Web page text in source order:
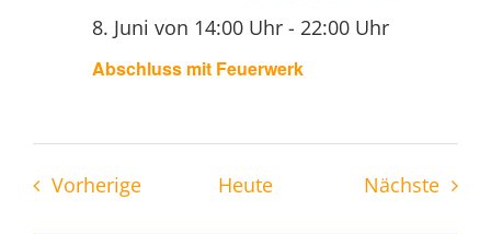
Abschluss mit Feuerwerk
8. Juni von 14:00 Uhr - 22:00 Uhr
VorherigeVeranstaltungen
Heute Nächste